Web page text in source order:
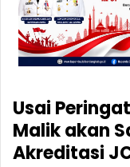
Usai
Malik akan
Akreditasi